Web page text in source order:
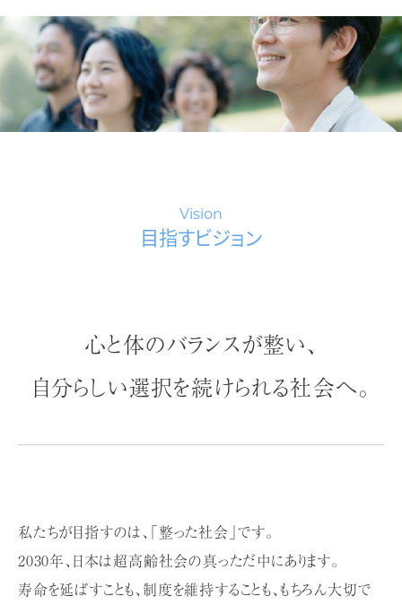
Vision
目指すビジョン
心と体のバランスが整い、
自分らしい選択を続けられる社会へ。
私たちが目指すのは、「整った社会」です。
2030年、日本は超高齢社会の真っただ中にあります。
寿命を延ばすことも、制度を維持することも、もちろん大切で